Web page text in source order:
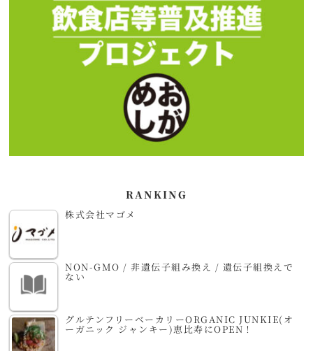
RANKING
株式会社マゴメ
NON-GMO / 非遺伝子組み換え / 遺伝子組換えで
ない
グルテンフリーベーカリーORGANIC JUNKIE(オ
ーガニック ジャンキー)恵比寿にOPEN！